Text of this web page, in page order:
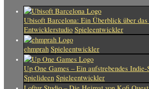
Ubisoft Barcelona: Ein Überblick über das
Entwicklerstudio Spieleentwickler
ehmprah Spieleentwickler
Up One Games – Ein aufstrebendes
Spielideen Spieleentwickler